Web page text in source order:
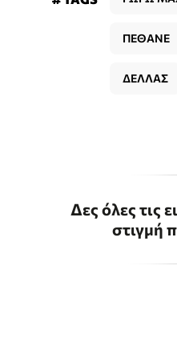
ΠΕΘΑΝΕ
ΔΕΛΛΑΣ
Δες όλες τις
στιγμή